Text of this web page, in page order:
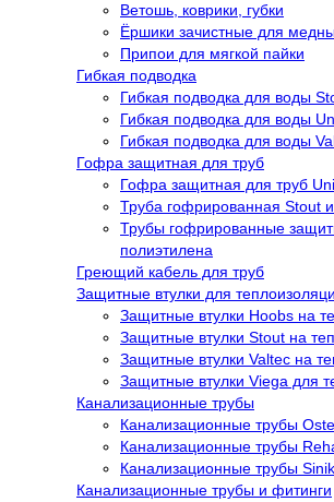
Ветошь, коврики, губки
Ёршики зачистные для
Припои для мягкой пайки
Гибкая подводка
Гибкая подводка для воды
Гибкая подводка для воды
Гибкая подводка для воды
Гофра защитная для труб
Гофра защитная для труб
Труба гофрированная Stout
Трубы гофрированные
полиэтилена
Греющий кабель для труб
Защитные втулки для
Защитные втулки Hoobs на
Защитные втулки Stout на
Защитные втулки Valtec на
Защитные втулки Viega для
Канализационные трубы
Канализационные трубы
Канализационные трубы
Канализационные трубы
Канализационные трубы и фитинги